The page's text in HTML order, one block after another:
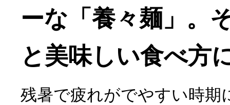
ーな「養々麺」。
と美味しい食べ方
残暑で疲れがでやすい時期